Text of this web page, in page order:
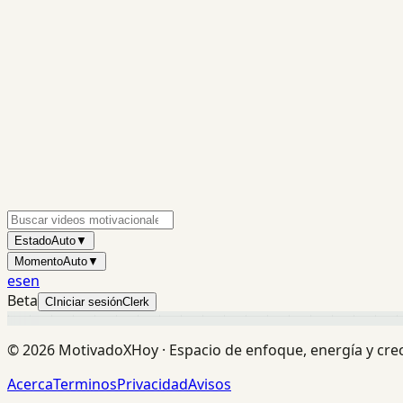
EstadoAuto▼
MomentoAuto▼
esen
Beta C Iniciar sesiónClerk
©2026 MotivadoXHoy · Espacio de enfoque, energía y
AcercaTerminosPrivacidadAvisos